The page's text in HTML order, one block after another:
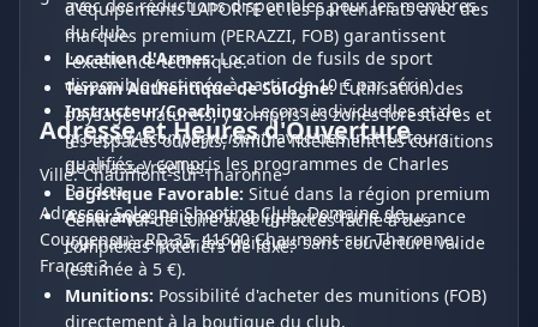
d'équipements LAPORTE et les partenariats avec des
marques premium (PERAZZI, FOB) garantissent
l'excellence technique.
Terrain Authentique de Sologne:L'utilisation des
paysages naturels, y compris les zones forestières et
les espaces ouverts, simule fidèlement les conditions
de chasse réelles.
Logistique Favorable: Situé dans la région premium
Centre-Val de Loire avec un accès facile à des
complexes hôteliers de luxe.
avec des réductions disponibles pour les membres
du club.
Location d'Armes:Location de fusils de sport
disponible (estimée à partir de 10 € par série).
Instructeur/Coaching:Leçons individuelles et de
groupe (Accompagnement) avec des instructeurs
qualifiés, y compris les programmes de Charles
Bardou.
Assurance:Paiement obligatoire d'une assurance
journalière pour les visiteurs sans couverture valide
(estimée à 5 €).
Munitions: Possibilité d'acheter des munitions (FOB)
directement à la boutique du club.
Adresse et Heures d'Ouverture
Ville: Chaumont-sur-Tharonne
Adresse: Sologne Shooting Club, Domaine de
Courgenou - RD 35, 41600 Chaumont-sur-Tharonne,
France 3